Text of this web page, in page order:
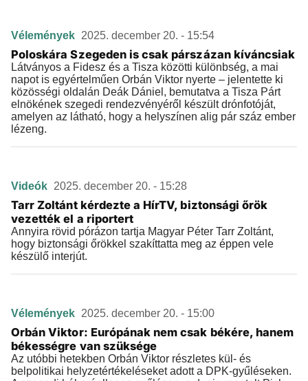
Vélemények 2025. december 20. - 15:54
Poloskára Szegeden is csak párszázan kíváncsiak
Látványos a Fidesz és a Tisza közötti különbség, a mai
napot is egyértelműen Orbán Viktor nyerte – jelentette ki
közösségi oldalán Deák Dániel, bemutatva a Tisza Párt
elnökének szegedi rendezvényéről készült drónfotóját,
amelyen az látható, hogy a helyszínen alig pár száz ember
lézeng.
Videók 2025. december 20. - 15:28
Tarr Zoltánt kérdezte a HírTV, biztonsági őrök
vezették el a riportert
Annyira rövid pórázon tartja Magyar Péter Tarr Zoltánt,
hogy biztonsági őrökkel szakíttatta meg az éppen vele
készülő interjút.
Vélemények 2025. december 20. - 15:00
Orbán Viktor: Európának nem csak békére, hanem
békességre van szüksége
Az utóbbi hetekben Orbán Viktor részletes kül- és
belpolitikai helyzetértékeléseket adott a DPK-gyűléseken.